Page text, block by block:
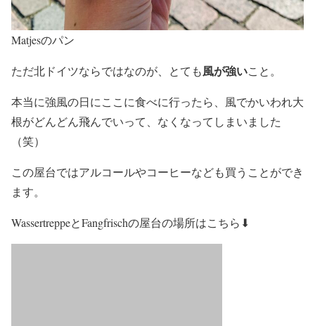
Matjesのパン
ただ北ドイツならではなのが、とても風が強いこと。
本当に強風の日にここに食べに行ったら、風でかいわれ大
根がどんどん飛んでいって、なくなってしまいました
（笑）
この屋台ではアルコールやコーヒーなども買うことができ
ます。
WassertreppeとFangfrischの屋台の場所はこちら⬇︎